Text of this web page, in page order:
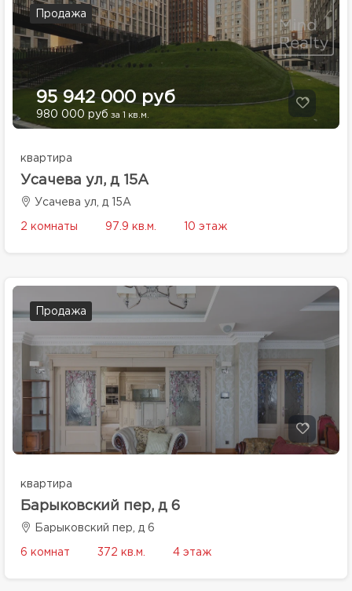
Продажа
95 942 000 руб
980 000 руб за 1 кв.м.
квартира
Усачева ул, д 15А
Усачева ул, д 15А
2 комнаты 97.9 кв.м. 10 этаж
Продажа
квартира
Барыковский пер, д 6
Барыковский пер, д 6
6 комнат 372 кв.м. 4 этаж